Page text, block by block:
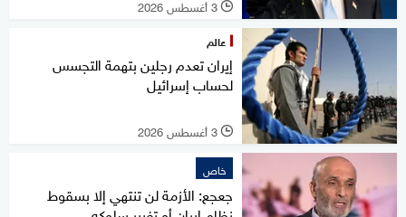
l 3 أغسطس 2026
عالم
إيران تعدم رجلين بتهمة التجسس
لحساب إسرائيل
l 3 أغسطس 2026
خاص
جعجع: الأزمة لن تنتهي إلا بسقوط